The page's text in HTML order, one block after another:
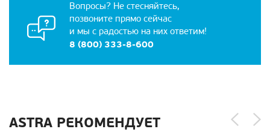
Вопросы? Не стесняйтесь,
позвоните прямо сейчас
и мы с радостью на них ответим!
8 (800) 333-8-600
ASTRA РЕКОМЕНДУЕТ